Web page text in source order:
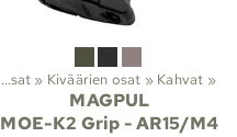
Aseiden osat ‪» Kiväärien osat ‪» Kahvat ‪»
MAGPUL
MOE-K2 Grip - AR15/M4